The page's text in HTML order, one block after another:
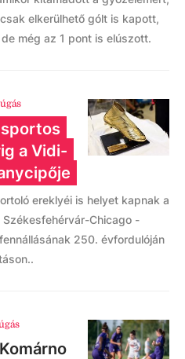
elkerülhető gólt is kapott,
még az 1 pont is elúszott.
a Vidi-
ereklyéi is helyet kapnak a
Chicago -
250. évfordulóján